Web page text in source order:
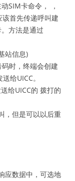
SIM卡命令， ，
首先传递呼叫建
方法是通过
站信息)
时，终端会创建
给UICC。
给UICC的 拨打的
，但是可以以后重
应数据中，可选地